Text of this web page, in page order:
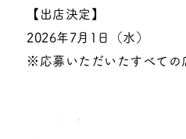
【出店決定】
2026年7月1日（水）
※応募いただいたすべての